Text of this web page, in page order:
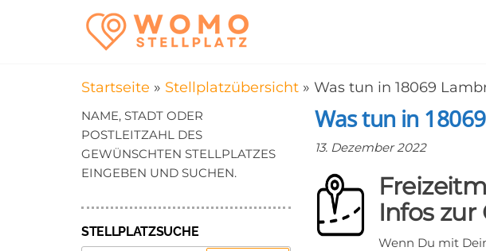
in der Nähe finden
Startseite » Stellplatzübersicht » Was tun in 18069
Was tun in
13. Dezember 2022
Infos
Wenn Du mit
NAME, STADT ODER
POSTLEITZAHL DES
GEWÜNSCHTEN STELLPLATZES
EINGEBEN UND SUCHEN.
STELLPLATZSUCHE